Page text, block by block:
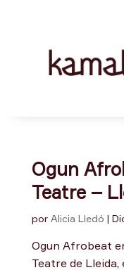
Ogun
Teatre –
por Alicia Lledó |
Ogun Afrobeat
Teatre de